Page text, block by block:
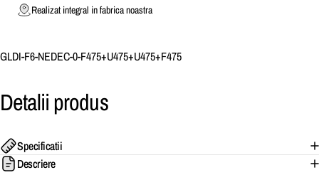
Realizat integral in fabrica noastra
GLDI-F6-NEDEC-0-F475+U475+U475+F475
Detalii produs
Specificatii
Descriere